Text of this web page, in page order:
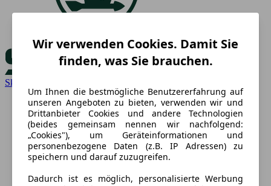
Skoda
Wir verwenden Cookies. Damit Sie
finden, was Sie brauchen.
Um Ihnen die bestmögliche Benutzererfahrung auf
unseren Angeboten zu bieten, verwenden wir und
Drittanbieter Cookies und andere Technologien
(beides gemeinsam nennen wir nachfolgend:
„Cookies"), um Geräteinformationen und
personenbezogene Daten (z.B. IP Adressen) zu
speichern und darauf zuzugreifen.
Dadurch ist es möglich, personalisierte Werbung